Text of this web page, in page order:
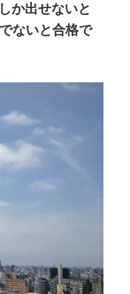
か出せないと
ないと合格で